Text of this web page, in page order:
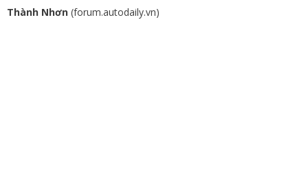
Thành Nhơn (forum.autodaily.vn)